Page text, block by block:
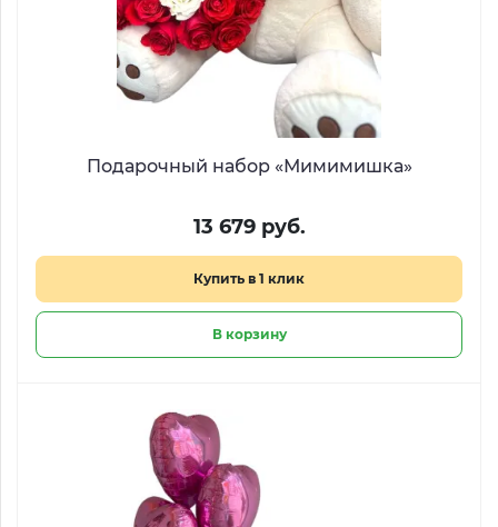
Подарочный набор «Мимимишка»
13 679 руб.
Купить в 1 клик
В корзину